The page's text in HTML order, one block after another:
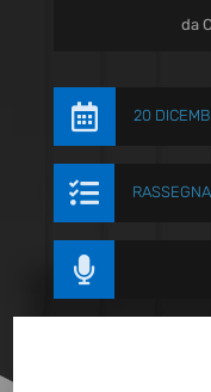
da
 20

